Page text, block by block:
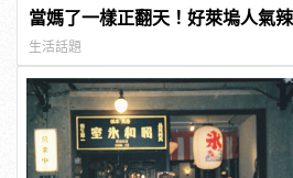
當媽了一樣正翻天！好萊塢人氣
生活話題